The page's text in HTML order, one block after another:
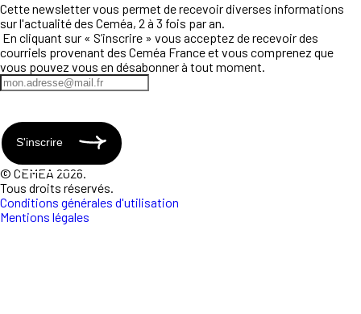
Cette newsletter vous permet de recevoir diverses informations
sur l'actualité des Ceméa, 2 à 3 fois par an.
En cliquant sur « S’inscrire » vous acceptez de recevoir des
courriels provenant des Ceméa France et vous comprenez que
vous pouvez vous en désabonner à tout moment.
S'inscrire
© CEMEA 2026.
Tous droits réservés.
Conditions générales d'utilisation
Mentions légales